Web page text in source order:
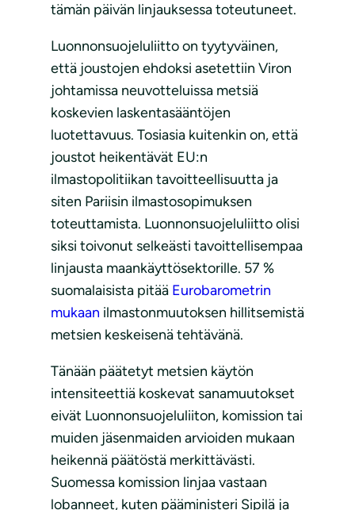
tämän päivän linjauksessa toteutuneet.
Luonnonsuojeluliitto on tyytyväinen,
että joustojen ehdoksi asetettiin Viron
johtamissa neuvotteluissa metsiä
koskevien laskentasääntöjen
luotettavuus. Tosiasia kuitenkin on, että
joustot heikentävät EU:n
ilmastopolitiikan tavoitteellisuutta ja
siten Pariisin ilmastosopimuksen
toteuttamista. Luonnonsuojeluliitto olisi
siksi toivonut selkeästi tavoittellisempaa
linjausta maankäyttösektorille. 57 %
suomalaisista pitää Eurobarometrin
mukaan ilmastonmuutoksen hillitsemistä
metsien keskeisenä tehtävänä.
Tänään päätetyt metsien käytön
intensiteettiä koskevat sanamuutokset
eivät Luonnonsuojeluliiton, komission tai
muiden jäsenmaiden arvioiden mukaan
heikennä päätöstä merkittävästi.
Suomessa komission linjaa vastaan
lobanneet, kuten pääministeri Sipilä ja